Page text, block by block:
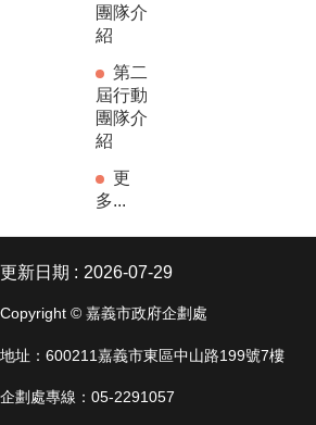
團隊介
紹
第二
屆行動
團隊介
紹
更
多...
更新日期 2026-07-29
Copyright © 嘉義市政府企劃處
地址：600211嘉義市東區中山路199號7樓
企劃處專線：05-2291057